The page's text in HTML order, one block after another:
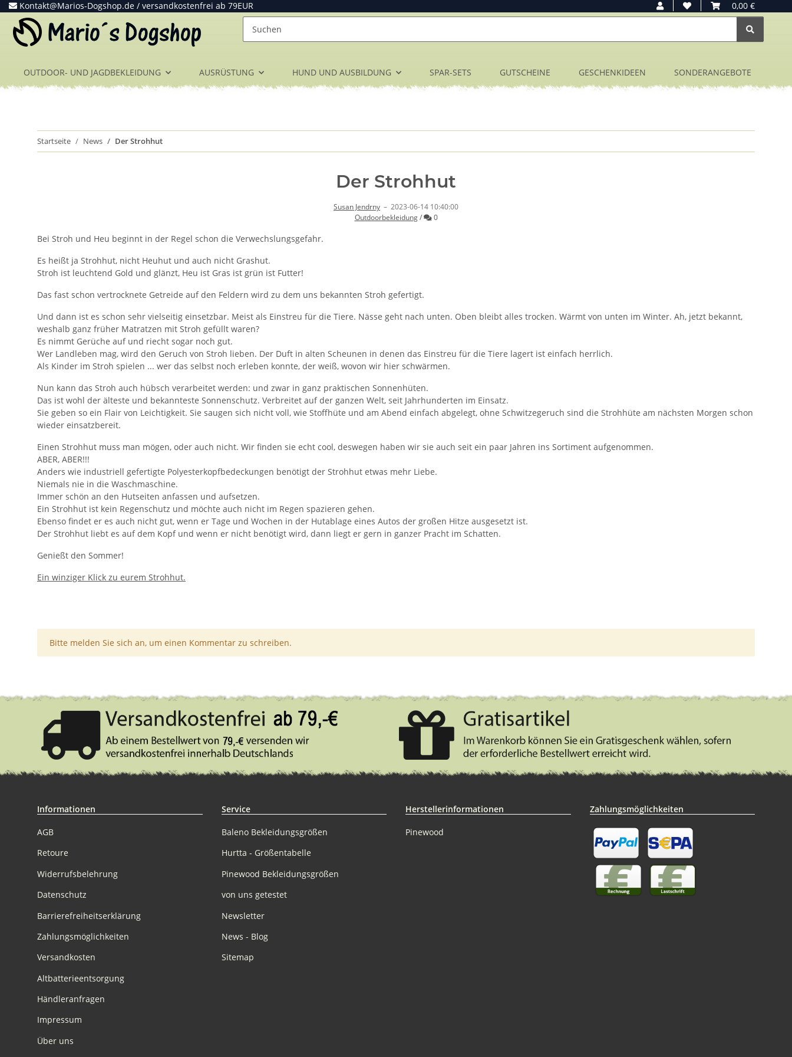
Kontakt@Marios-Dogshop.de / versandkostenfrei ab 79EUR 0,00 €
OUTDOOR- UND JAGDBEKLEIDUNG AUSRÜSTUNG HUND UND AUSBILDUNG SPAR-SETS GUTSCHEINE GESCHENKIDEEN SONDERANGEBOTE
Startseite News Der Strohhut
Der Strohhut
Susan Jendrny – 2023-06-14 10:40:00
Outdoorbekleidung / Kommentare
0
Bei Stroh und Heu beginnt in der Regel schon die Verwechslungsgefahr.
Es heißt ja Strohhut, nicht Heuhut und auch nicht Grashut.
Stroh ist leuchtend Gold und glänzt, Heu ist Gras ist grün ist Futter!
Das fast schon vertrocknete Getreide auf den Feldern wird zu dem uns bekannten Stroh gefertigt.
Und dann ist es schon sehr vielseitig einsetzbar. Meist als Einstreu für die Tiere. Nässe geht nach unten. Oben bleibt alles trocken. Wärmt von unten im Winter. Ah, jetzt bekannt,
weshalb ganz früher Matratzen mit Stroh gefüllt waren?
Es nimmt Gerüche auf und riecht sogar noch gut.
Wer Landleben mag, wird den Geruch von Stroh lieben. Der Duft in alten Scheunen in denen das Einstreu für die Tiere lagert ist einfach herrlich.
Als Kinder im Stroh spielen ... wer das selbst noch erleben konnte, der weiß, wovon wir hier schwärmen.
Nun kann das Stroh auch hübsch verarbeitet werden: und zwar in ganz praktischen Sonnenhüten.
Das ist wohl der älteste und bekannteste Sonnenschutz. Verbreitet auf der ganzen Welt, seit Jahrhunderten im Einsatz.
Sie geben so ein Flair von Leichtigkeit. Sie saugen sich nicht voll, wie Stoffhüte und am Abend einfach abgelegt, ohne Schwitzegeruch sind die Strohhüte am nächsten Morgen schon
wieder einsatzbereit.
Einen Strohhut muss man mögen, oder auch nicht. Wir finden sie echt cool, deswegen haben wir sie auch seit ein paar Jahren ins Sortiment aufgenommen.
ABER, ABER!!!
Anders wie industriell gefertigte Polyesterkopfbedeckungen benötigt der Strohhut etwas mehr Liebe.
Niemals nie in die Waschmaschine.
Immer schön an den Hutseiten anfassen und aufsetzen.
Ein Strohhut ist kein Regenschutz und möchte auch nicht im Regen spazieren gehen.
Ebenso findet er es auch nicht gut, wenn er Tage und Wochen in der Hutablage eines Autos der großen Hitze ausgesetzt ist.
Der Strohhut liebt es auf dem Kopf und wenn er nicht benötigt wird, dann liegt er gern in ganzer Pracht im Schatten.
Genießt den Sommer!
Ein winziger Klick zu eurem Strohhut.
x
Bitte melden Sie sich an, um einen Kommentar zu schreiben.
Informationen
AGB
Retoure
Widerrufsbelehrung
Datenschutz
Barrierefreiheitserklärung
Zahlungsmöglichkeiten
Versandkosten
Altbatterieentsorgung
Händleranfragen
Impressum
Über uns
Service
Baleno Bekleidungsgrößen
Hurtta - Größentabelle
Pinewood Bekleidungsgrößen
von uns getestet
Newsletter
News - Blog
Sitemap
Herstellerinformationen
Pinewood
Zahlungsmöglichkeiten